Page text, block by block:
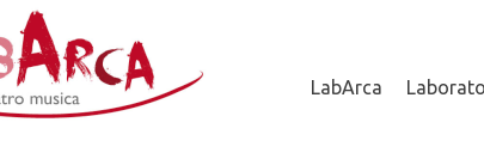
LabArca